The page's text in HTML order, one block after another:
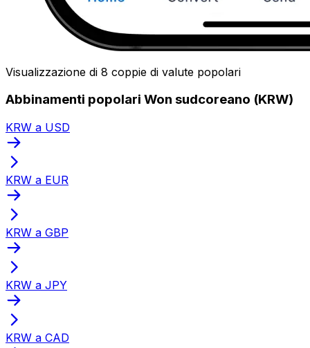
Visualizzazione di 8 coppie di valute popolari
Abbinamenti popolari Won sudcoreano (KRW)
KRW a USD
KRW a EUR
KRW a GBP
KRW a JPY
KRW a CAD